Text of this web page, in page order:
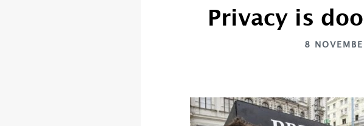
Privacy is
8